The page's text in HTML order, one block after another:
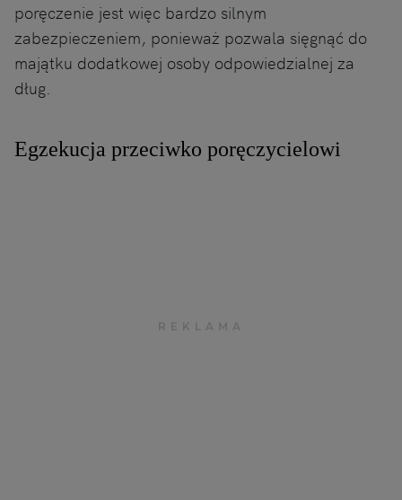
poręczenie jest więc bardzo silnym
zabezpieczeniem, ponieważ pozwala sięgnąć do
majątku dodatkowej osoby odpowiedzialnej za
dług.
Egzekucja przeciwko poręczycielowi